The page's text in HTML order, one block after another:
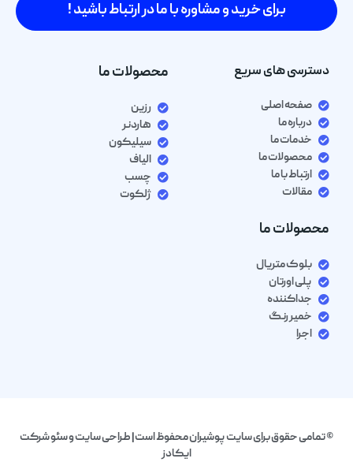
برای خرید و مشاوره با ما در ارتباط باشید !
دسترسی های سریع
صفحه اصلی
درباره ما
خدمات ما
محصولات ما
ارتباط با ما
مقالات
محصولات ما
رزین
هاردنر
سیلیکون
الیاف
چسب
ژلکوت
محصولات ما
بلوک متریال
پلی اورتان
جداکننده
خمیر رنگ
اجرا
© تمامی حقوق برای سایت پوشیران محفوظ است| طراحی سایت و سئو شرکت
ایکادز